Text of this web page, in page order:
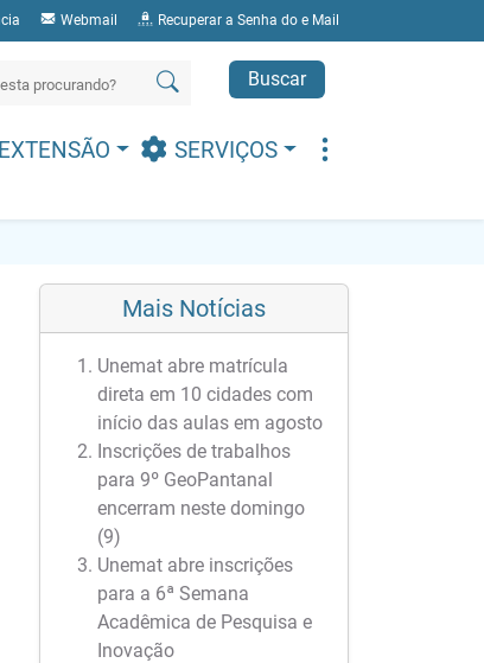
Webmail Recuperar a Senha do e Mail
Buscar
EXTENSÃO SERVIÇOS
Mais Notícias
Unemat abre matrícula
direta em 10 cidades com
início das aulas em agosto
Inscrições de trabalhos
para 9º GeoPantanal
encerram neste domingo
(9)
Unemat abre inscrições
para a 6ª Semana
Acadêmica de Pesquisa e
Inovação